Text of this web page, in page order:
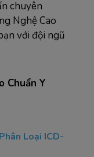
chuyên
Nghệ Cao
với đội ngũ
Chuẩn Y
Loại ICD-